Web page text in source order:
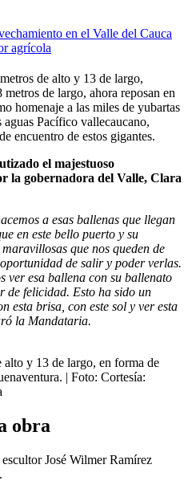
en el Valle del Cauca
agrícola
de alto y 13 de largo,
de largo, ahora reposan en
homenaje a las miles de yubartas
Pacífico vallecaucano,
encuentro de estos gigantes.
el majestuoso
la gobernadora del Valle, Clara
a esas ballenas que llegan
en este bello puerto y su
que nos queden de
de salir y poder verlas.
ver esa ballena con su ballenato
de felicidad. Esto ha sido un
esta brisa, con este sol y ver esta
la Mandataria.
y 13 de largo, en forma de
| Foto: Cortesía:
obra
José Wilmer Ramírez